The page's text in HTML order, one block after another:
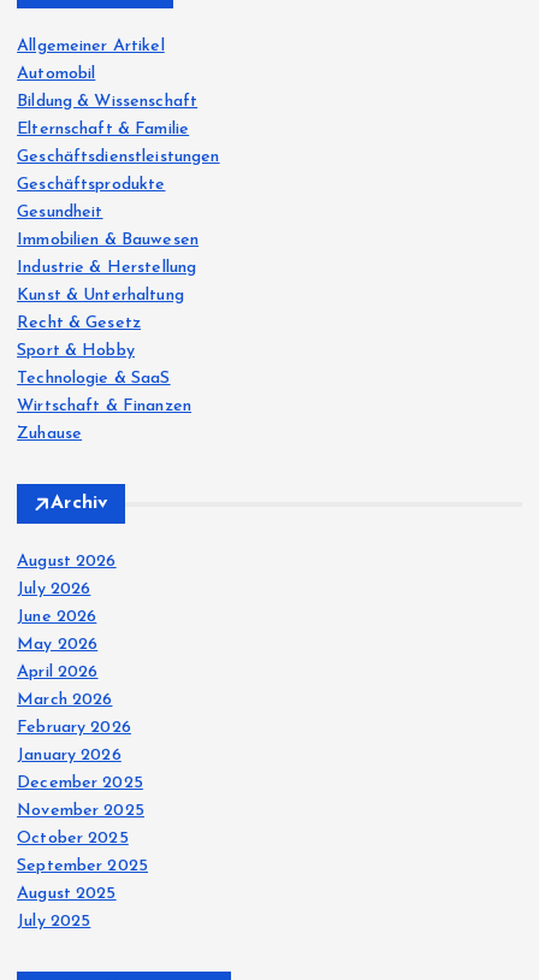
f
o
r
:
Allgemeiner Artikel
Automobil
Bildung & Wissenschaft
Elternschaft & Familie
Geschäftsdienstleistungen
Geschäftsprodukte
Gesundheit
Immobilien & Bauwesen
Industrie & Herstellung
Kunst & Unterhaltung
Recht & Gesetz
Sport & Hobby
Technologie & SaaS
Wirtschaft & Finanzen
Zuhause
Archiv
August 2026
July 2026
June 2026
May 2026
April 2026
March 2026
February 2026
January 2026
December 2025
November 2025
October 2025
September 2025
August 2025
July 2025